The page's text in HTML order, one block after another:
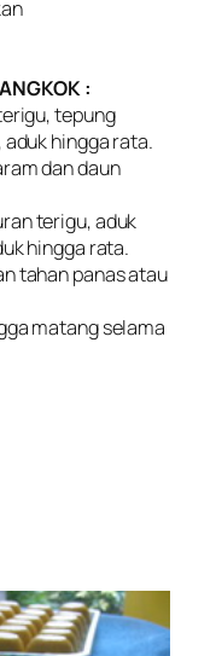
:
tepung
hingga rata.
dan daun
terigu, aduk
hingga rata.
tahan panas atau
matang selama